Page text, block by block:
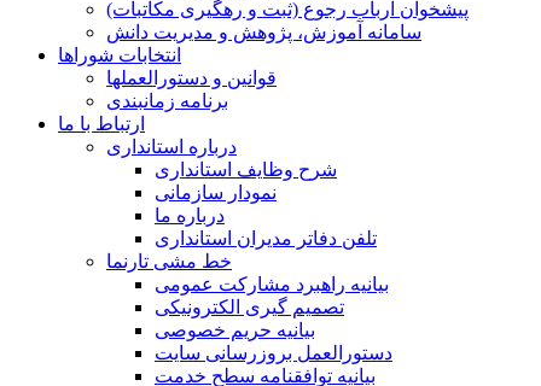
پیشخوان ارباب رجوع (ثبت و رهگیری مکاتبات)
سامانه آموزش، پژوهش و مدیریت دانش
انتخابات شوراها
قوانین و دستورالعملها
برنامه زمانبندی
ارتباط با ما
درباره استانداری
شرح وظایف استانداری
نمودار سازمانی
درباره ما
تلفن دفاتر مدیران استانداری
خط مشی تارنما
بیانیه راهبرد مشارکت عمومی
تصمیم گیری الکترونیکی
بیانیه حریم خصوصی
دستورالعمل بروزرسانی سایت
بیانیه توافقنامه سطح خدمت